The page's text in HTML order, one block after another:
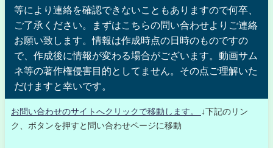
等により連絡を確認できないこともありますので何卒、
ご了承ください。まずはこちらの問い合わせよりご連絡
お願い致します。情報は作成時点の日時のものですの
で、作成後に情報が変わる場合がございます。動画サム
ネ等の著作権侵害目的としてません。その点ご理解いた
だけますと幸いです。
お問い合わせのサイトへクリックで移動します。
↓下記のリン
ク、ボタンを押すと問い合わせページに移動